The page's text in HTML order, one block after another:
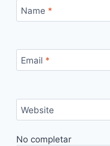
Name *
Email *
Website
No completar